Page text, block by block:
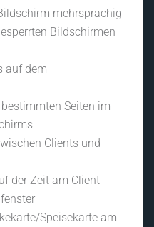
mehrsprachig
Bildschirmen
auf dem
Seiten im
Clients und
der Zeit am Client
Speisekarte am